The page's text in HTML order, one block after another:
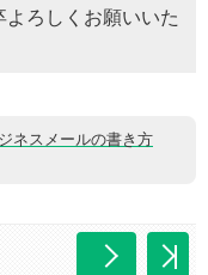
ろしくお願いいた
ネスメールの書き方